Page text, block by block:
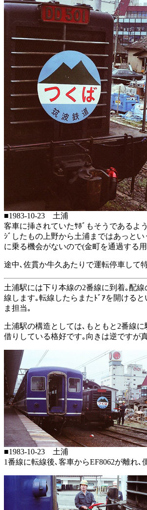
■1983-10-23 土浦
客車に挿されていたｻﾎﾞもそうであるよ
ｼﾞしたもの上野から土浦まではあっと
に乗る機会がないので(金町を通過する
途中､佐貫か牛久あたりで運転停車して
土浦駅には下り本線の2番線に到着｡配
線します｡転線したらまたﾄﾞｱを開ける
ま担当｡
土浦駅の構造としては､もともと2番線
借りしている格好です｡向きは逆ですが
■1983-10-23 土浦
1番線に転線後､客車からEF8062が離れ